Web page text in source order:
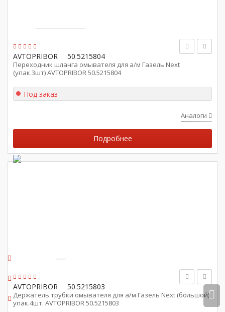
AVTOPRIBOR 50.5215804
Переходник шланга омывателя для а/м Газель Next
(упак.3шт) AVTOPRIBOR 50.5215804
Под заказ
Аналоги
Подробнее
AVTOPRIBOR 50.5215803
Держатель трубки омывателя для а/м Газель Next (большой)
упак.4шт. AVTOPRIBOR 50.5215803